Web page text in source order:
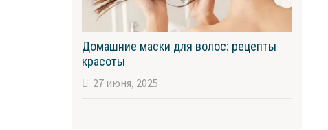
Домашние маски для волос: рецепты
красоты
27 июня, 2025